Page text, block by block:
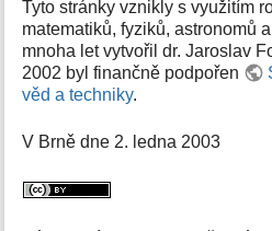
Tyto stránky vznikly s využitím
matematiků, fyziků, astronomů
mnoha let vytvořil dr. Jaroslav
2002 byl finančně podpořen
věd a techniky.
V Brně dne 2. ledna 2003